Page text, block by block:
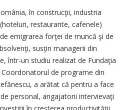
în construcţii, industria
restaurante, cafenele)
emigrarea forţei de muncă şi de
susţin managerii din
într-un studiu realizat de Fundaţia
de programe din
a arătat că pentru a face
personal, angajatorii intervievaţi